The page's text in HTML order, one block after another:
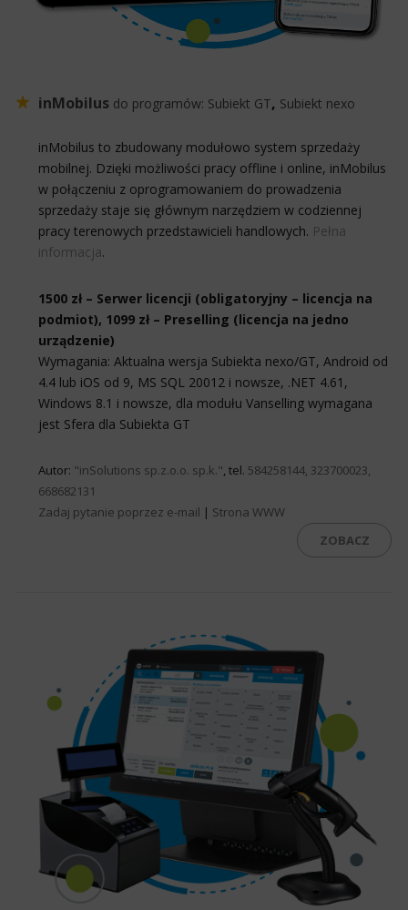
inMobilus do programów: Subiekt GT, Subiekt nexo
inMobilus to zbudowany modułowo system sprzedaży
mobilnej. Dzięki możliwości pracy offline i online, inMobilus
w połączeniu z oprogramowaniem do prowadzenia
sprzedaży staje się głównym narzędziem w codziennej
pracy terenowych przedstawicieli handlowych. Pełna
informacja.
1500 zł – Serwer licencji (obligatoryjny – licencja na
podmiot), 1099 zł – Preselling (licencja na jedno
urządzenie)
Wymagania: Aktualna wersja Subiekta nexo/GT, Android od
4.4 lub iOS od 9, MS SQL 20012 i nowsze, .NET 4.61,
Windows 8.1 i nowsze, dla modułu Vanselling wymagana
jest Sfera dla Subiekta GT
Autor: "inSolutions sp.z.o.o. sp.k.", tel. 584258144, 323700023,
668682131
Zadaj pytanie poprzez e-mail | Strona WWW
ZOBACZ